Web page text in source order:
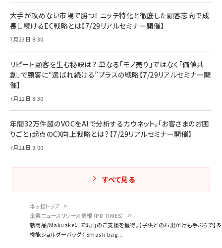
ネッ担トップ
企業ニュースリリース情報（PR TIMES）
新商品/Makuakeにて沢山のご支援を獲得。【子供とのお出かけも手ぶらで】多
機能ショルダーバッグ〈 Smash bag...
大手が攻めない市場で勝つ！ ニッチ特化と徹底した顧客志向で成
長し続けるEC戦略とは【7/29リアルセミナー開催】
7月23日 8:30
リピート顧客を生む秘訣は？ 単なる「モノ売り」ではなく「価値共
創」で顧客に“選ばれ続ける”プラスの戦略【7/29リアルセミナー開
催】
7月22日 8:30
年間32万件超のVOCをAIで分析するカウネット。「お客さまのお困
りごと」起点のCX向上戦略とは？【7/29リアルセミナー開催】
7月21日 9:00
すべて見る